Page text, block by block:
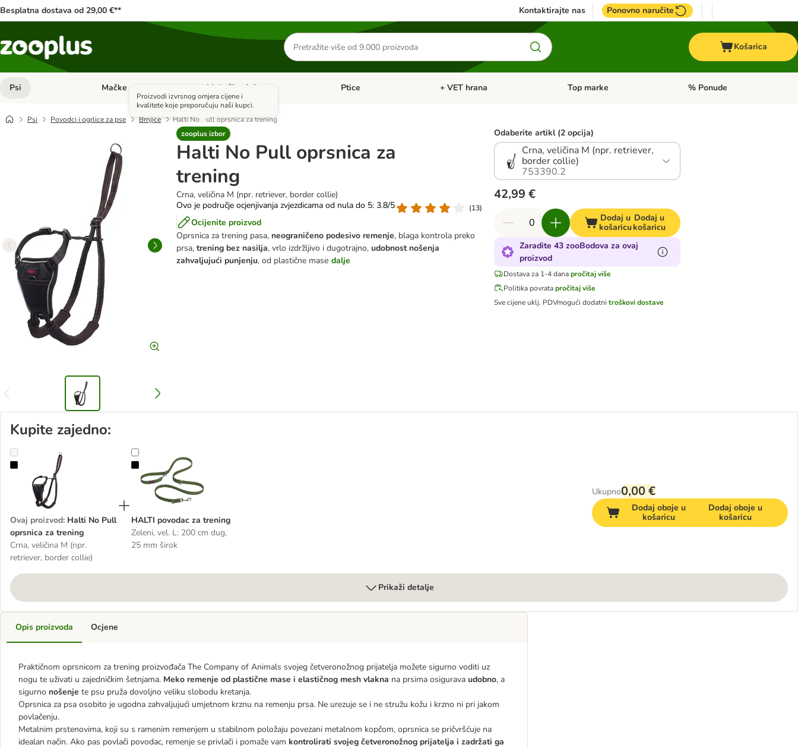
Besplatna dostava od 29,00 €** Kontaktirajte nas Ponovno naručite
Traži
proizvode
Košarica
Psi Pregled kategorija: Psi
Mačke Pregled kategorija: Mačke
Male životinje Pregled kategorija: Male životinje
Ptice Pregled kategorija: Ptice
+ VET hrana Pregled kategorija: + VET hrana
Top marke Pregled kategorija: Top marke
% Ponude
Psi Povodci i ogrlice za pse Brnjice
Halti No Pull oprsnica za trening
zooplus izbor
Proizvodi izvrsnog omjera cijene i
kvalitete koje preporučuju naši kupci.
Halti No Pull oprsnica za
trening
Crna, veličina M (npr. retriever, border collie)
Ovo je područje ocjenjivanja zvjezdicama od nula do 5: 3.8/5
(13)
Ocijenite proizvod
Oprsnica za trening pasa, neograničeno podesivo remenje, blaga kontrola preko
prsa, trening bez nasilja, vrlo izdržljivo i dugotrajno, udobnost nošenja
zahvaljujući punjenju, od plastične mase dalje
Odaberite artikl (2 opcija)
Crna, veličina M (npr. retriever,
border collie)
753390.2
42,99 €
Dodaj u
košaricu
Dodaj u
košaricu
Zaradite 43 zooBodova za ovaj
proizvod
Dostava za 1-4 danapročitaj više
Politika povratapročitaj više
Sve cijene uklj. PDVmogući dodatni troškovi dostave
Kupite zajedno:
Halti No Pull oprsnica za trening
Ovaj proizvod: Halti No Pull
oprsnica za trening
Crna, veličina M (npr.
retriever, border collie)
HALTI povodac za trening
HALTI povodac za trening
Zeleni, vel. L: 200 cm dug,
25 mm širok
Ukupno0,00 €
Dodaj oboje u
košaricu
Dodaj oboje u
košaricu
Prikaži detalje
Opis proizvoda
Praktičnom oprsnicom za trening proizvođača The Company of Animals svojeg četveronožnog prijatelja možete sigurno voditi uz
nogu te uživati u zajedničkim šetnjama. Meko remenje od plastične mase i elastičnog mesh vlakna na prsima osigurava udobno, a
sigurno nošenje te psu pruža dovoljno veliku slobodu kretanja.
Oprsnica za psa osobito je ugodna zahvaljujući umjetnom krznu na remenju prsa. Ne urezuje se i ne stružu kožu i krzno ni pri jakom
povlačenju.
Metalnim prstenovima, koji su s ramenim remenjem u stabilnom položaju povezani metalnom kopčom, oprsnica se pričvršćuje na
idealan način. Ako pas povlači povodac, remenje se privlači i pomaže vam kontrolirati svojeg četveronožnog prijatelja i zadržati ga
Ocjene